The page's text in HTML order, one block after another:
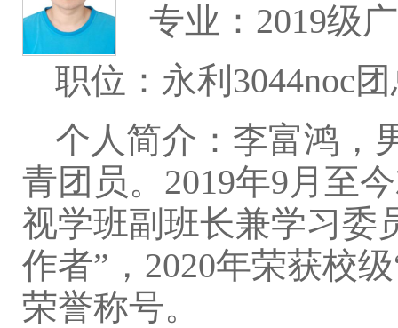
专业：2019级
职位：永利3044noc
个人简介：李富鸿，
青团员。2019年9月至
视学班副班长兼学习委
作者”，2020年荣获校
荣誉称号。